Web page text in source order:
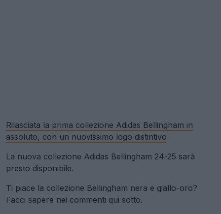
Rilasciata la prima collezione Adidas Bellingham in
assoluto, con un nuovissimo logo distintivo
La nuova collezione Adidas Bellingham 24-25 sarà
presto disponibile.
Ti piace la collezione Bellingham nera e giallo-oro?
Facci sapere nei commenti qui sotto.